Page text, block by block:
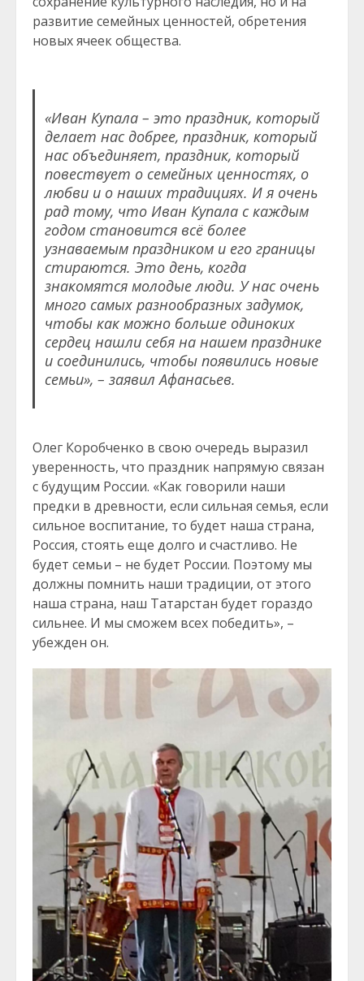
развитие семейных ценностей, обретения
новых ячеек общества.
«Иван Купала – это праздник, который
делает нас добрее, праздник, который
нас объединяет, праздник, который
повествует о семейных ценностях, о
любви и о наших традициях. И я очень
рад тому, что Иван Купала с каждым
годом становится всё более
узнаваемым праздником и его границы
стираются. Это день, когда
знакомятся молодые люди. У нас очень
много самых разнообразных задумок,
чтобы как можно больше одиноких
сердец нашли себя на нашем празднике
и соединились, чтобы появились новые
семьи», – заявил Афанасьев.
Олег Коробченко в свою очередь выразил
уверенность, что праздник напрямую связан
с будущим России. «Как говорили наши
предки в древности, если сильная семья, если
сильное воспитание, то будет наша страна,
Россия, стоять еще долго и счастливо. Не
будет семьи – не будет России. Поэтому мы
должны помнить наши традиции, от этого
наша страна, наш Татарстан будет гораздо
сильнее. И мы сможем всех победить», –
убежден он.